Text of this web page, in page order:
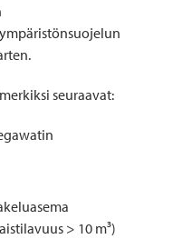
seuraavat:
> 10 m³)